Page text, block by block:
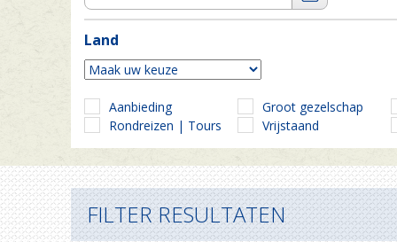
Land
Aanbieding
Groot gezelschap
Rondreizen | Tours
Vrijstaand
FILTER RESULTATEN